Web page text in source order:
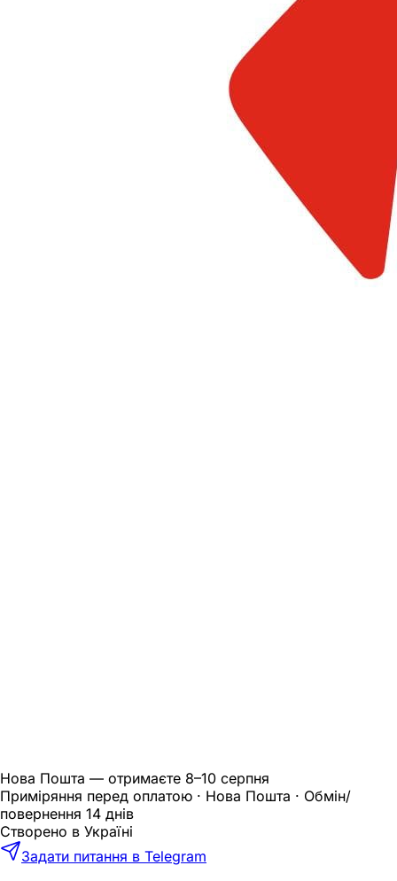
Нова Пошта — отримаєте 8–10 серпня
Приміряння перед оплатою · Нова Пошта · Обмін/
повернення 14 днів
Створено в Україні
Задати питання в Telegram